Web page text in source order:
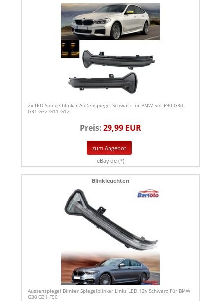
2x LED Spiegelblinker Außenspiegel Schwarz für BMW 5er F90 G30
G31 G32 G11 G12
Preis:29,99 EUR
zum Angebot
eBay.de (*)
Blinkleuchten
Aussenspiegel Blinker Spiegelblinker Links LED 12V Schwarz Für BMW
G30 G31 F90